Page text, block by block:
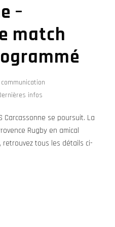
–
match
communication
infos
Carcassonne se poursuit. La
Rugby en amical
retrouvez tous les détails ci-